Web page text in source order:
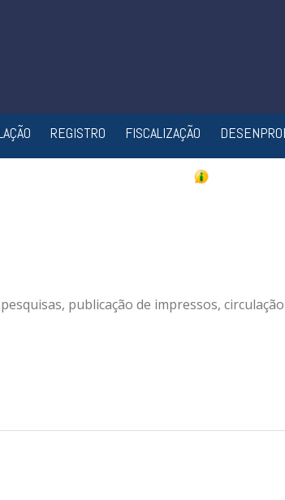
REGISTRO FISCALIZAÇÃO
publicação de impressos, circulação